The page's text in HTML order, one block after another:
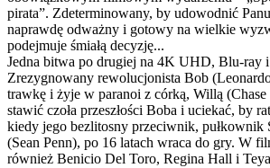
pirata”. Zdeterminowany, by udowodnić
naprawdę odważny i gotowy na wielkie
podejmuje śmiałą decyzję...
Jedna bitwa po drugiej na 4K UHD, Blu-ray
Zrezygnowany rewolucjonista Bob
trawkę i żyje w paranoi z córką, Willą
stawić czoła przeszłości Boba i uciekać, by
kiedy jego bezlitosny przeciwnik, pułkownik
(Sean Penn), po 16 latach wraca do gry. W
również Benicio Del Toro, Regina Hall i